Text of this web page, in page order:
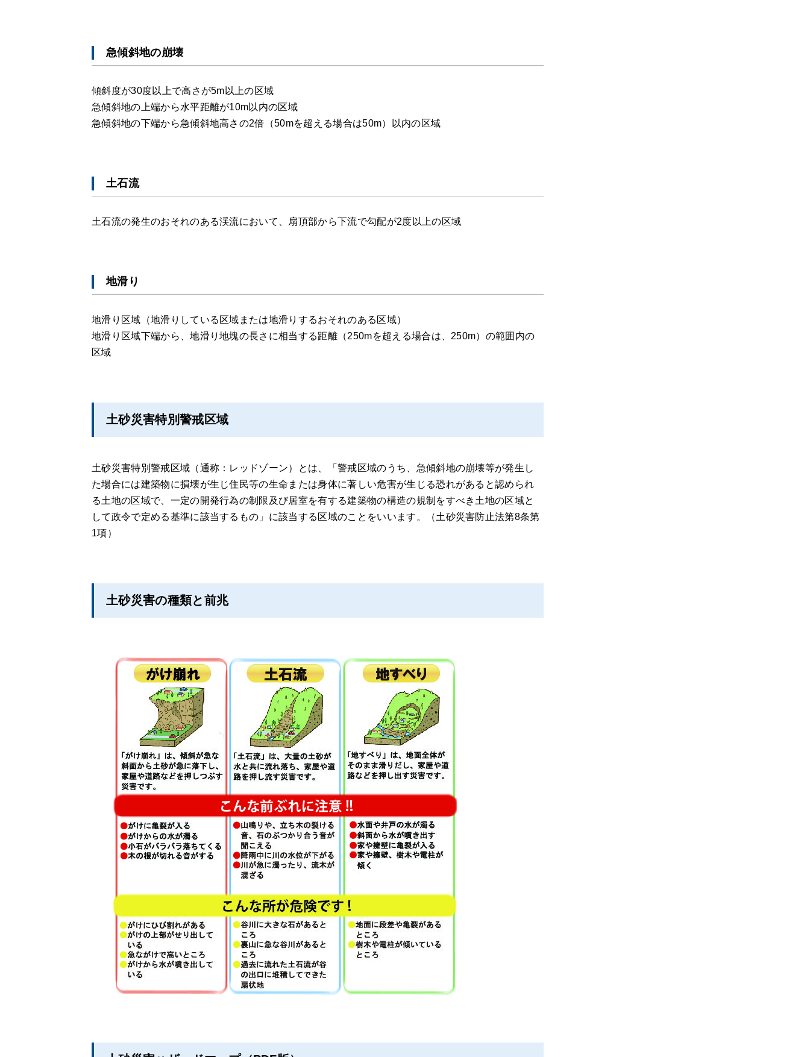
急傾斜地の崩壊
傾斜度が30度以上で高さが5m以上の区域
急傾斜地の上端から水平距離が10m以内の区域
急傾斜地の下端から急傾斜地高さの2倍（50mを超える場合は50m）以内の区域
土石流
土石流の発生のおそれのある渓流において、扇頂部から下流で勾配が2度以上の区域
地滑り
地滑り区域（地滑りしている区域または地滑りするおそれのある区域）
地滑り区域下端から、地滑り地塊の長さに相当する距離（250mを超える場合は、250m）の範囲内の
区域
土砂災害特別警戒区域
土砂災害特別警戒区域（通称：レッドゾーン）とは、「警戒区域のうち、急傾斜地の崩壊等が発生し
た場合には建築物に損壊が生じ住民等の生命または身体に著しい危害が生じる恐れがあると認められ
る土地の区域で、一定の開発行為の制限及び居室を有する建築物の構造の規制をすべき土地の区域と
して政令で定める基準に該当するもの」に該当する区域のことをいいます。（土砂災害防止法第8条第
1項）
土砂災害の種類と前兆